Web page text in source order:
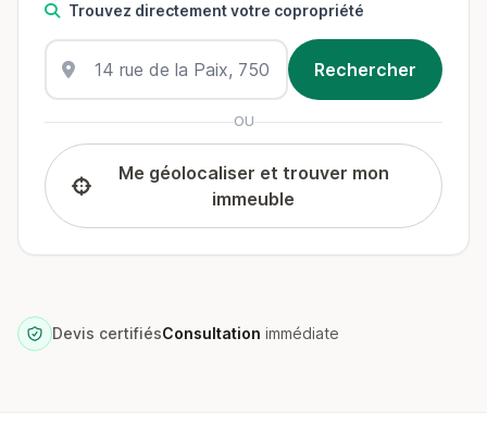
Trouvez directement votre copropriété
OU
Me géolocaliser et trouver mon
immeuble
Devis certifiésConsultation immédiate